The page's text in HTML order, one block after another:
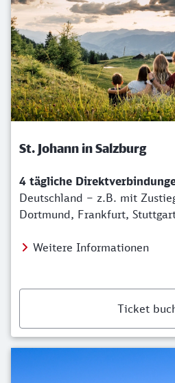
St. Johann in Salzburg
4 tägliche
Deutschland – z.B. mit
Dortmund, Frankfurt,
Weitere Informationen
Ticket